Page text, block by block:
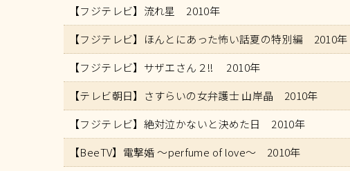
【フジテレビ】流れ星 2010年
【フジテレビ】ほんとにあった怖い話夏の特別編 2010年
【フジテレビ】サザエさん２!! 2010年
【テレビ朝日】さすらいの女弁護士 山岸晶 2010年
【フジテレビ】絶対泣かないと決めた日 2010年
【BeeTV】電撃婚 ～perfume of love～ 2010年